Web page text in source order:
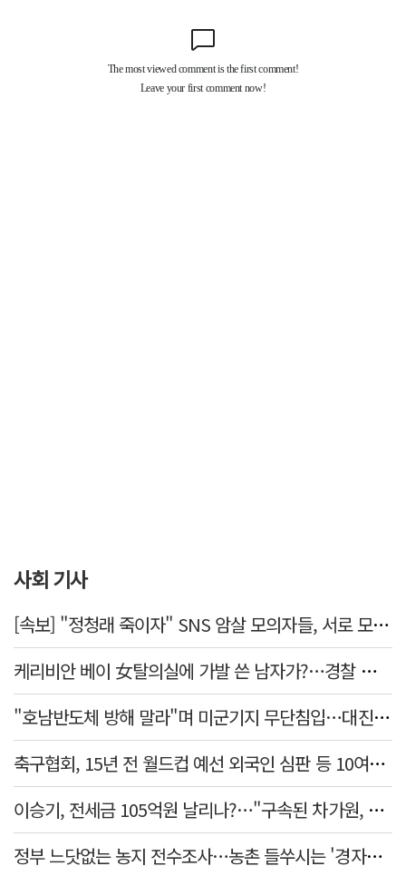
사회 기사
[속보] "정청래 죽이자" SNS 암살 모의자들, 서로 모르는 사이였다…檢송치
케리비안 베이 女탈의실에 가발 쓴 남자가?…경찰 추적 중
"호남반도체 방해 말라"며 미군기지 무단침입…대진연 회원 3명 '구속'
축구협회, 15년 전 월드컵 예선 외국인 심판 등 10여명에 '성 접대'
이승기, 전세금 105억원 날리나?…"구속된 차가원, 형사 범죄 영역"
정부 느닷없는 농지 전수조사…농촌 들쑤시는 '경자유전'의 칼날